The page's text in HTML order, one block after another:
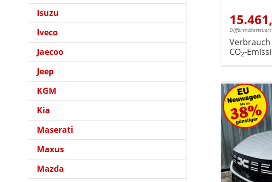
Differenzbesteuert
CO2-
Isuzu
Iveco
Jaecoo
Jeep
KGM
Kia
Maserati
Maxus
Mazda